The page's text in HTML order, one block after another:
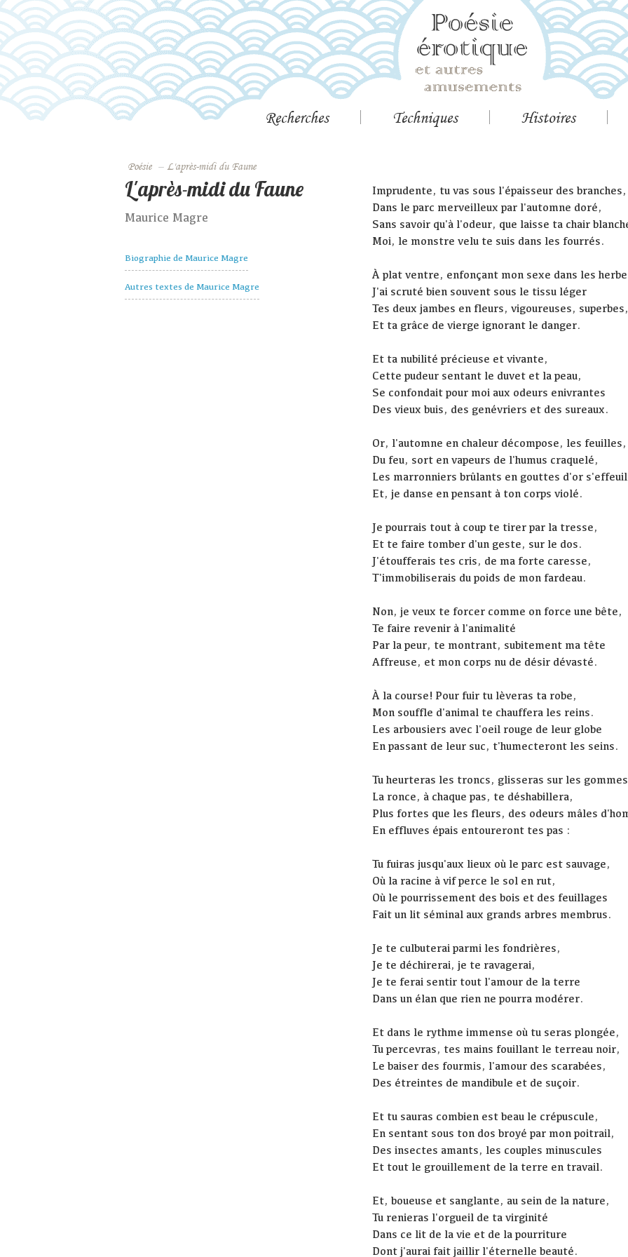
Recherches Techniques Histoires
Poésie – L'après-midi du Faune
L'après-midi du Faune
Maurice Magre
Biographie de Maurice Magre
Autres textes de Maurice Magre
Imprudente, tu vas sous l'épaisseur des branches,
Dans le parc merveilleux par l'automne doré,
Sans savoir qu'à l'odeur, que laisse ta chair
Moi, le monstre velu te suis dans les fourrés.
À plat ventre, enfonçant mon sexe dans les
J'ai scruté bien souvent sous le tissu léger
Tes deux jambes en fleurs, vigoureuses, superbes,
Et ta grâce de vierge ignorant le danger.
Et ta nubilité précieuse et vivante,
Cette pudeur sentant le duvet et la peau,
Se confondait pour moi aux odeurs enivrantes
Des vieux buis, des genévriers et des sureaux.
Or, l'automne en chaleur décompose, les feuilles,
Du feu, sort en vapeurs de l'humus craquelé,
Les marronniers brûlants en gouttes d'or
Et, je danse en pensant à ton corps violé.
Je pourrais tout à coup te tirer par la tresse,
Et te faire tomber d'un geste, sur le dos.
J'étoufferais tes cris, de ma forte caresse,
T'immobiliserais du poids de mon fardeau.
Non, je veux te forcer comme on force une bête,
Te faire revenir à l'animalité
Par la peur, te montrant, subitement ma tête
Affreuse, et mon corps nu de désir dévasté.
À la course! Pour fuir tu lèveras ta robe,
Mon souffle d'animal te chauffera les reins.
Les arbousiers avec l'oeil rouge de leur globe
En passant de leur suc, t'humecteront les seins.
Tu heurteras les troncs, glisseras sur les
La ronce, à chaque pas, te déshabillera,
Plus fortes que les fleurs, des odeurs mâles
En effluves épais entoureront tes pas :
Tu fuiras jusqu'aux lieux où le parc est sauvage,
Où la racine à vif perce le sol en rut,
Où le pourrissement des bois et des feuillages
Fait un lit séminal aux grands arbres membrus.
Je te culbuterai parmi les fondrières,
Je te déchirerai, je te ravagerai,
Je te ferai sentir tout l'amour de la terre
Dans un élan que rien ne pourra modérer.
Et dans le rythme immense où tu seras plongée,
Tu percevras, tes mains fouillant le terreau noir,
Le baiser des fourmis, l'amour des scarabées,
Des étreintes de mandibule et de suçoir.
Et tu sauras combien est beau le crépuscule,
En sentant sous ton dos broyé par mon poitrail,
Des insectes amants, les couples minuscules
Et tout le grouillement de la terre en travail.
Et, boueuse et sanglante, au sein de la nature,
Tu renieras l'orgueil de ta virginité
Dans ce lit de la vie et de la pourriture
Dont j'aurai fait jaillir l'éternelle beauté.